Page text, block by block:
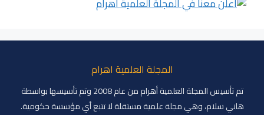
المجلة العلمية اهرام
تم تأسيس المجلة العلمية أهرام من عام 2008 وتم تأسيسها بواسطة
هاني سلام، وهي مجلة علمية مستقلة لا تتبع أي مؤسسة حكومية.